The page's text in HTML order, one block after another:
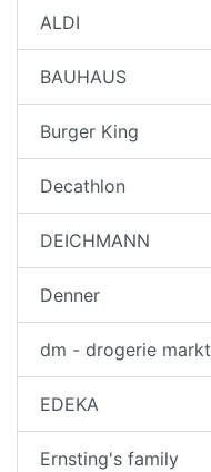
ALDI
BAUHAUS
Burger King
Decathlon
DEICHMANN
Denner
dm - drogerie markt
EDEKA
Ernsting's family